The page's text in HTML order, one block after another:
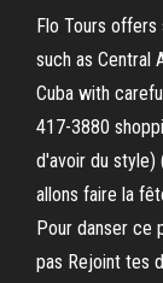
Flo Tours offers
such as Central
Cuba with
417-3880
d'avoir du style)
allons faire la
Pour danser ce
pas Rejoint tes